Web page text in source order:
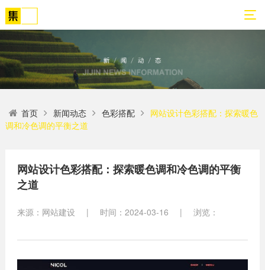
01
关
于
们
司
介
02
网
站
划
论
03
解
案
网站
小程
04
营
化
05
案
示
建设
医疗
06
新
态
设
首页 新闻动态 色彩搭配
网站设计色彩搭配：探索暖色
调和冷色调的平衡之道
网站设计色彩搭配：探索暖色调和冷色调的平衡
之道
来源：网站建设 | 时间：2024-03-16 | 浏览：